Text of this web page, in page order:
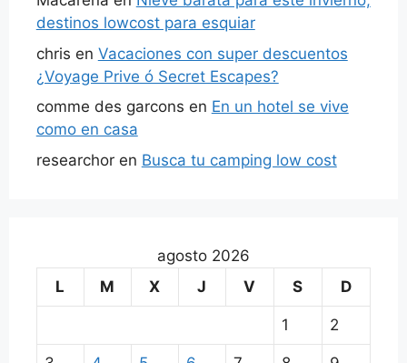
destinos lowcost para esquiar
chris en Vacaciones con super descuentos
¿Voyage Prive ó Secret Escapes?
comme des garcons en En un hotel se vive
como en casa
researchoren Busca tu camping low cost
agosto 2026
L
M X J V S D
1 2